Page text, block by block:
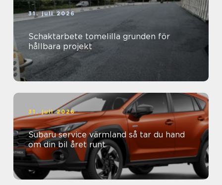
31. juli 2026
Schaktarbete tomelilla grunden för
hållbara projekt
31. juli 2026
Subaru service värmland så tar du hand
om din bil året runt